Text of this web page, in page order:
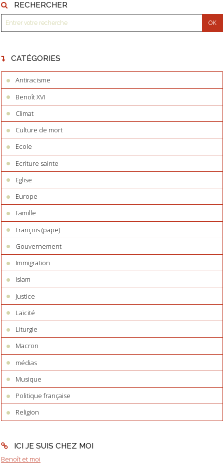
RECHERCHER
CATÉGORIES
Antiracisme
Benoît XVI
Climat
Culture de mort
Ecole
Ecriture sainte
Eglise
Europe
Famille
François (pape)
Gouvernement
Immigration
Islam
Justice
Laïcité
Liturgie
Macron
médias
Musique
Politique française
Religion
ICI JE SUIS CHEZ MOI
Benoît et moi